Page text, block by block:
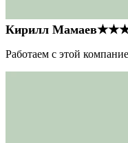
Кирилл Мамаев
Работаем с этой